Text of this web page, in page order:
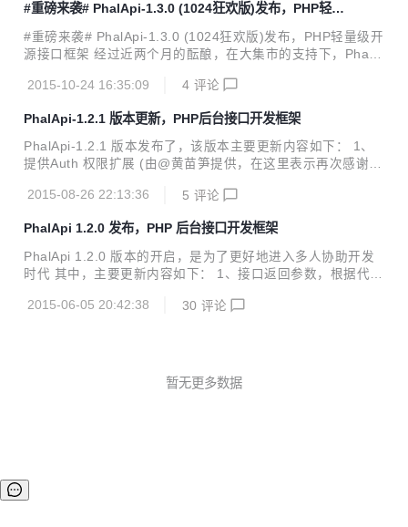
π是圆周率，代表着我们中国的历史文化 π是一个数学符号，
而数据与计算机编程又有着不可分割的微妙联系 π也是一个可
以继续精化的数字，体现着PhalApi希望能够敢为人先，专注
eact-Native版 SDK包 3、一些...
#重磅来袭# PhalApi-1.3.0 (1024狂欢版)发布，PHP轻量
级开源接口框架
#重磅来袭# PhalApi-1.3.0 (1024狂欢版)发布，PHP轻量级开
源接口框架 经过近两个月的酝酿，在大集市的支持下，PhalA
也借万圣节来临之际，容小编怀着激动的心情为大家介绍本次
供基于接口查询语言的SDK包，可有效帮助项目进行客户端开
发；其中包括JAVA版、PHP版、C#版、Objective-c版、JS版
//JAVA版本SDK调用示例 PhalApiClientResponse respons
e = PhalApiClient.create() ...
2015-10-24 16:35:09 4 评论
PhalApi-1.2.1 版本更新，PHP后台接口开发框架
PhalApi-1.2.1 版本发布了，该版本主要更新内容如下： 1、
提供Auth 权限扩展 (由@黄苗笋提供，在这里表示再次感谢，
目开发 3、自动生成SQL语句的脚本，追加对配置数据库字符
4、为接口参数规则扩展desc说明 5、添加数据库配置注释
6、计划任务Task扩展类库追加异常时的结果返回，以明确出
错的原因 7、修正不能获取文件类型参数 8、修正在线接口参
录态检测穿透，原因在于不该使用 isset(DI-...
2015-08-26 22:13:36 5 评论
PhalApi 1.2.0 发布，PHP 后台接口开发框架
PhalApi 1.2.0 版本的开启，是为了更好地进入多人协助开发
时代 其中，主要更新内容如下： 1、接口返回参数，根据代码
件参数的验证支持 3、添加redis缓存 4、统一使用GPL协议
及对应的文档，并将Task扩展类库转移并内置于PhalApi框架
2015-06-05 20:42:38 30 评论
暂无更多数据